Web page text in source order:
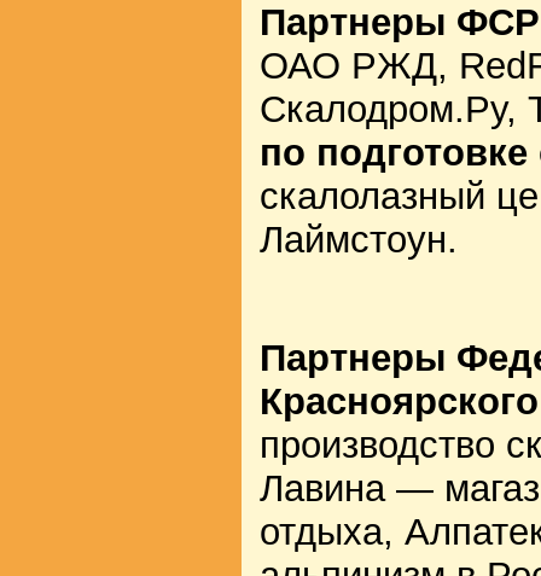
Партнеры
ОАО РЖД,
Скалодром.Ру,
по
скалолазный
Лаймстоун.
Партнеры
производство
Лавина —
отдыха,